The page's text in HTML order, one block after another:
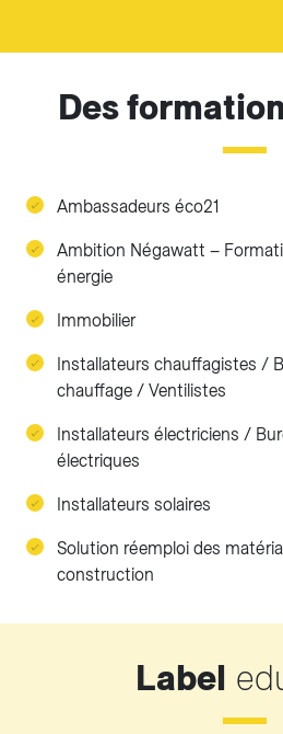
Des
Ambassadeurs éco21
Ambition Négawatt –
énergie
Immobilier
Installateurs chauffagistes /
chauffage / Ventilistes
Installateurs électriciens /
électriques
Installateurs solaires
Solution réemploi des
construction
Label